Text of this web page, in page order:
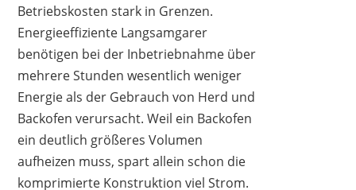
Betriebskosten stark in Grenzen.
Energieeffiziente Langsamgarer
benötigen bei der Inbetriebnahme über
mehrere Stunden wesentlich weniger
Energie als der Gebrauch von Herd und
Backofen verursacht. Weil ein Backofen
ein deutlich größeres Volumen
aufheizen muss, spart allein schon die
komprimierte Konstruktion viel Strom.